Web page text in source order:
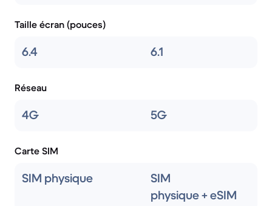
Taille écran (pouces)
6.4 6.1
Réseau
4G 5G
Carte SIM
SIM physique
SIM
physique + eSIM